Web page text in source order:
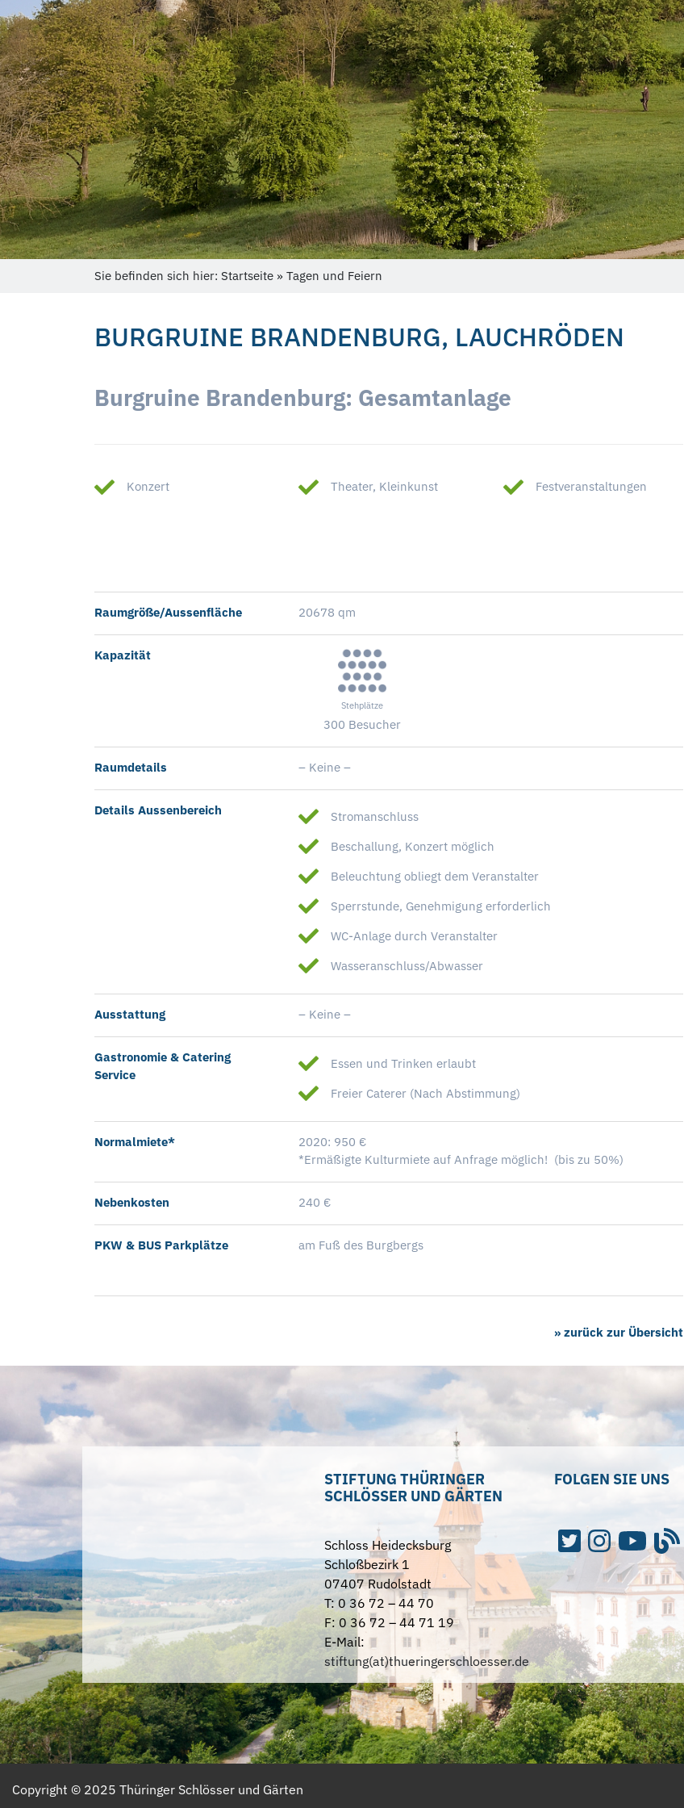
Sie befinden sich hier: Startseite » Tagen und Feiern
BURGRUINE BRANDENBURG, LAUCHRÖDEN
Burgruine Brandenburg: Gesamtanlage
Konzert Theater, Kleinkunst Festveranstaltungen
Raumgröße/Aussenfläche 20678 qm
Kapazität
Stehplätze
300 Besucher
Raumdetails – Keine –
Details Aussenbereich
Stromanschluss
Beschallung, Konzert möglich
Beleuchtung obliegt dem Veranstalter
Sperrstunde, Genehmigung erforderlich
WC-Anlage durch Veranstalter
Wasseranschluss/Abwasser
Ausstattung – Keine –
Gastronomie & Catering
Service
Essen und Trinken erlaubt
Freier Caterer (Nach Abstimmung)
Normalmiete*
2020: 950 €
*Ermäßigte Kulturmiete auf Anfrage möglich! (bis zu 50%)
Nebenkosten 240 €
PKW & BUS Parkplätze am Fuß des Burgbergs
» zurück zur Übersicht
STIFTUNG THÜRINGER
SCHLÖSSER UND GÄRTEN
Schloss Heidecksburg
Schloßbezirk 1
07407 Rudolstadt
T: 0 36 72 – 44 70
F: 0 36 72 – 44 71 19
E-Mail:
stiftung(at)thueringerschloesser.de
FOLGEN SIE UNS
Copyright © 2025 Thüringer Schlösser und Gärten